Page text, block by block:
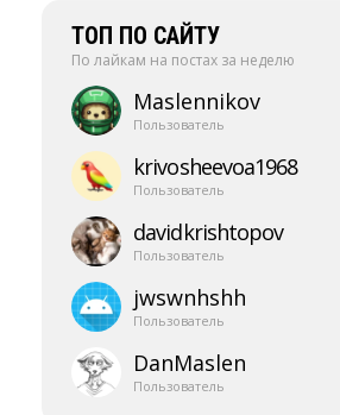
ТОП ПО САЙТУ
По лайкам на постах за неделю
Maslennikov
Пользователь
krivosheevoa1968
Пользователь
davidkrishtopov
Пользователь
jwswnhshh
Пользователь
DanMaslen
Пользователь